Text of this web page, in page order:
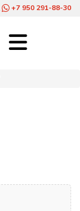
+7 950 291-88-30